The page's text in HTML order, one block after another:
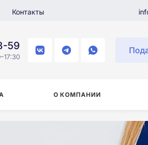
Контакты
59
О КОМПАНИИ